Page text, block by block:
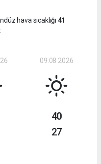
hava sıcaklığı 41
09.08.2026
40
27